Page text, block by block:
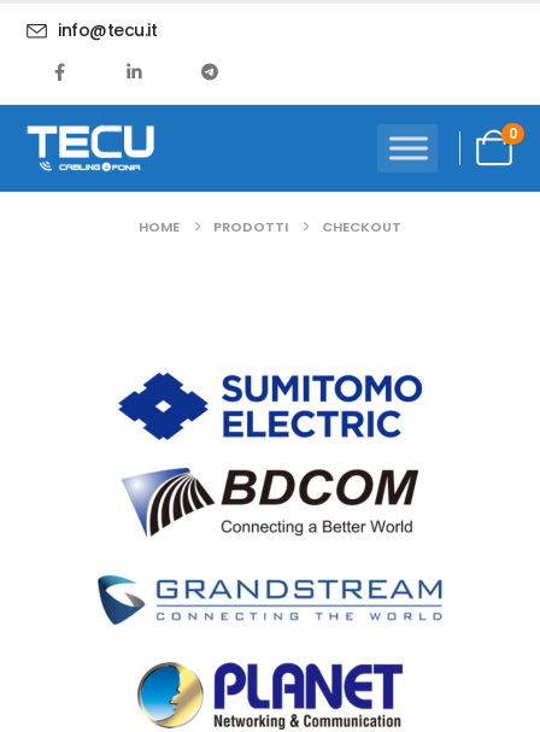
info@tecu.it
0
HOME PRODOTTI CHECKOUT